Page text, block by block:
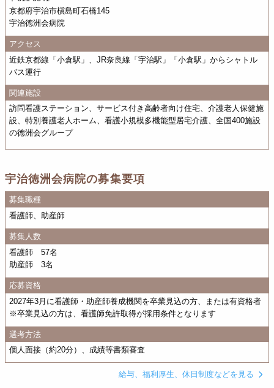
京都府宇治市槇島町石橋145
宇治徳洲会病院
アクセス
近鉄京都線「小倉駅」、JR奈良線「宇治駅」「小倉駅」からシャトル
バス運行
関連施設
訪問看護ステーション、サービス付き高齢者向け住宅、介護老人保健施
設、特別養護老人ホーム、看護小規模多機能型居宅介護、全国400施設
の徳洲会グループ
宇治徳洲会病院の募集要項
募集職種
看護師、助産師
募集人数
看護師 57名
助産師 3名
応募資格
2027年3月に看護師・助産師養成機関を卒業見込の方、または有資格者
※卒業見込の方は、看護師免許取得が採用条件となります
選考方法
個人面接（約20分）、成績等書類審査
給与、福利厚生、休日制度などを見る